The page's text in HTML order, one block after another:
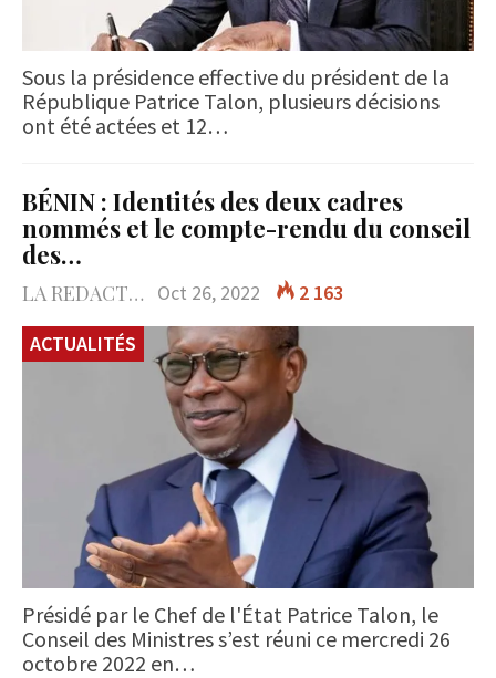
Sous la présidence effective du président de la
République Patrice Talon, plusieurs décisions
ont été actées et 12…
BÉNIN : Identités des deux cadres
nommés et le compte-rendu du conseil
des…
LA REDACTION Oct 26, 2022
2 163
ACTUALITÉS
Présidé par le Chef de l'État Patrice Talon, le
Conseil des Ministres s’est réuni ce mercredi 26
octobre 2022 en…